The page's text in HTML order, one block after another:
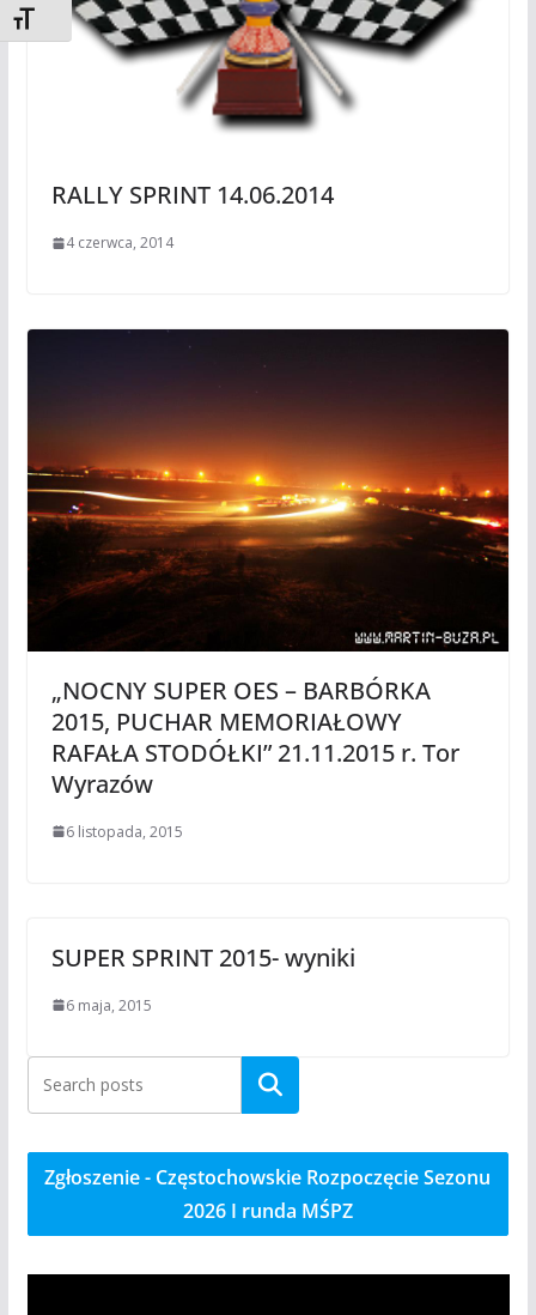
Toggle Font size
RALLY SPRINT 14.06.2014
4 czerwca, 2014
„NOCNY SUPER OES – BARBÓRKA
2015, PUCHAR MEMORIAŁOWY
RAFAŁA STODÓŁKI” 21.11.2015 r. Tor
Wyrazów
6 listopada, 2015
SUPER SPRINT 2015- wyniki
6 maja, 2015
Szukaj
Zgłoszenie - Częstochowskie Rozpoczęcie Sezonu
2026 I runda MŚPZ